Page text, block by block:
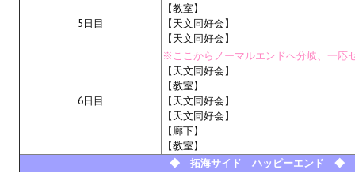
Kingdoms of Amalur: Reckoning
5日目
【教室】
【天文同好会】
【天文同好会】
6日目
※ここからノーマルエンドへ分岐、一応
【天文同好会】
【教室】
【天文同好会】
【天文同好会】
【廊下】
【教室】
◆ 拓海サイド ハッピーエンド ◆